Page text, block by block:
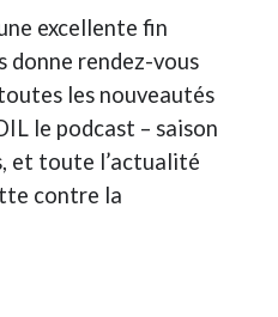
excellente fin
donne rendez-vous
les nouveautés
le podcast – saison
et toute l’actualité
contre la